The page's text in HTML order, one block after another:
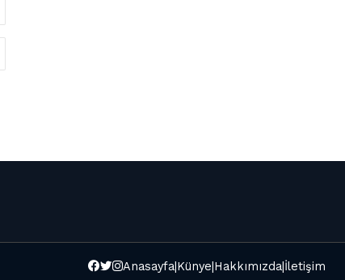
Anasayfa Künye Hakkımızda İletişim